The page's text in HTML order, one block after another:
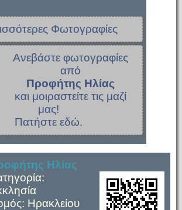
Φωτογραφίες
Ανεβάστε φωτογραφίες
από
Προφήτης Ηλίας
και μοιραστείτε τις μαζί
μας!
Πατήστε εδώ.
Ηλίας
Ηρακλείου